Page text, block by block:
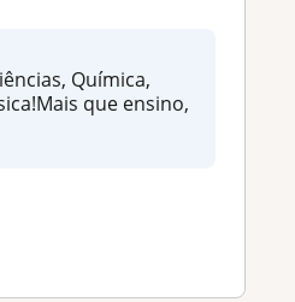
Química,
que ensino,